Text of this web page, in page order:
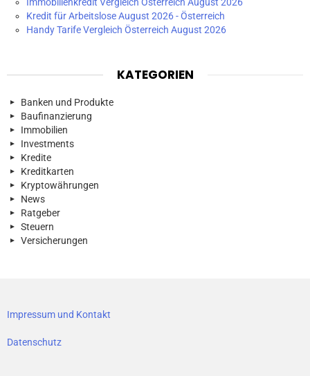
Kredit für Arbeitslose August 2026 - Österreich
Handy Tarife Vergleich Österreich August 2026
KATEGORIEN
Banken und Produkte
Baufinanzierung
Immobilien
Investments
Kredite
Kreditkarten
Kryptowährungen
News
Ratgeber
Steuern
Versicherungen
Impressum und Kontakt
Datenschutz